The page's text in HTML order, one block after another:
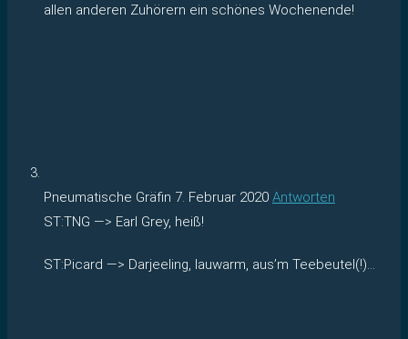
allen anderen Zuhörern ein schönes Wochenende!
Pneumatische Gräfin 7. Februar 2020 Antworten
ST:TNG —> Earl Grey, heiß!
ST:Picard —> Darjeeling, lauwarm, aus’m Teebeutel(!)…